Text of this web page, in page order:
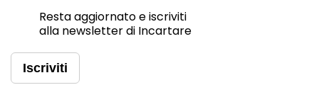
Resta aggiornato e iscriviti
alla newsletter di Incartare
Iscriviti